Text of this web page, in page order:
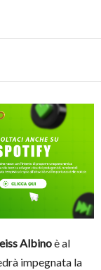
Albinoè al
impegnata la